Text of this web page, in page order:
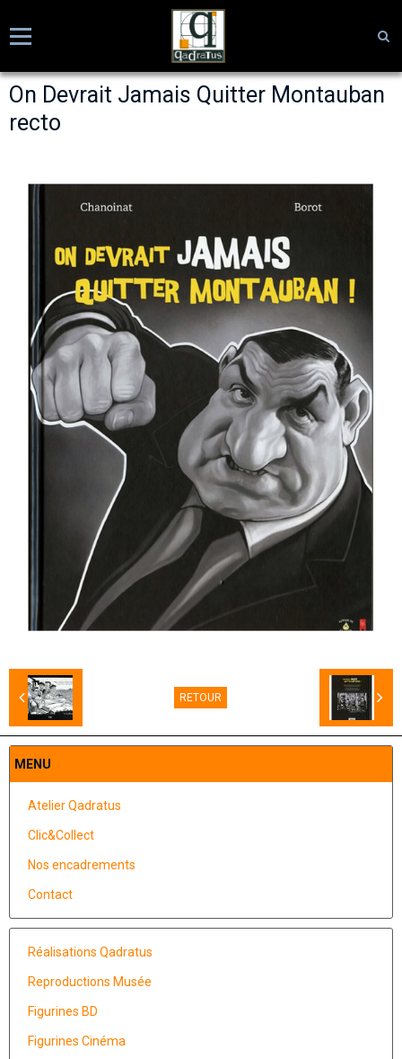
On Devrait Jamais Quitter Montauban
recto
RETOUR
MENU
Atelier Qadratus
Clic&Collect
Nos encadrements
Contact
Réalisations Qadratus
Reproductions Musée
Figurines BD
Figurines Cinéma